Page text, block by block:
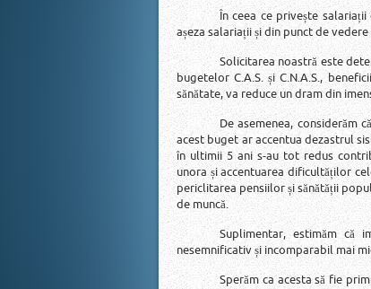
În ceea ce privește
așeza salariații și din punct de
Solicitarea noastră este
bugetelor C.A.S. și C.N.A.S.,
sănătate, va reduce un dram din
De asemenea, considerăm
acest buget ar accentua dezastrul
în ultimii 5 ani s-au tot redus
unora și accentuarea dificultăților
periclitarea pensiilor și sănătății
de muncă.
Suplimentar, estimăm că
nesemnificativ și incomparabil mai
Sperăm ca acesta să fie